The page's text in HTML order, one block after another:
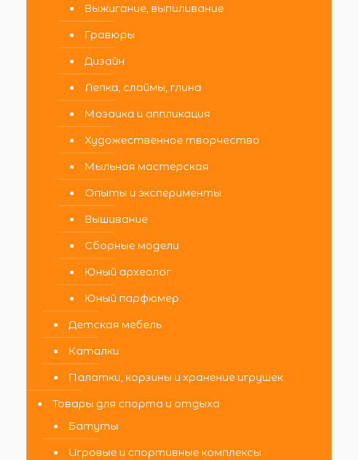
Выжигание, выпиливание
Гравюры
Дизайн
Лепка, слаймы, глина
Мозаика и аппликация
Художественное творчество
Мыльная мастерская
Опыты и эксперименты
Вышивание
Сборные модели
Юный археолог
Юный парфюмер
Детская мебель
Каталки
Палатки, корзины и хранение игрушек
Товары для спорта и отдыха
Батуты
Игровые и спортивные комплексы